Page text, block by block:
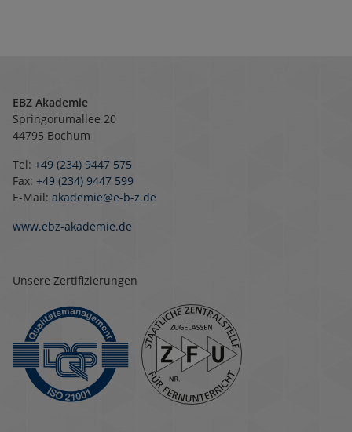
EBZ Akademie
Springorumallee 20
44795 Bochum
Tel: +49 (234) 9447 575
Fax: +49 (234) 9447 599
E-Mail: akademie@e-b-z.de
www.ebz-akademie.de
Unsere Zertifizierungen